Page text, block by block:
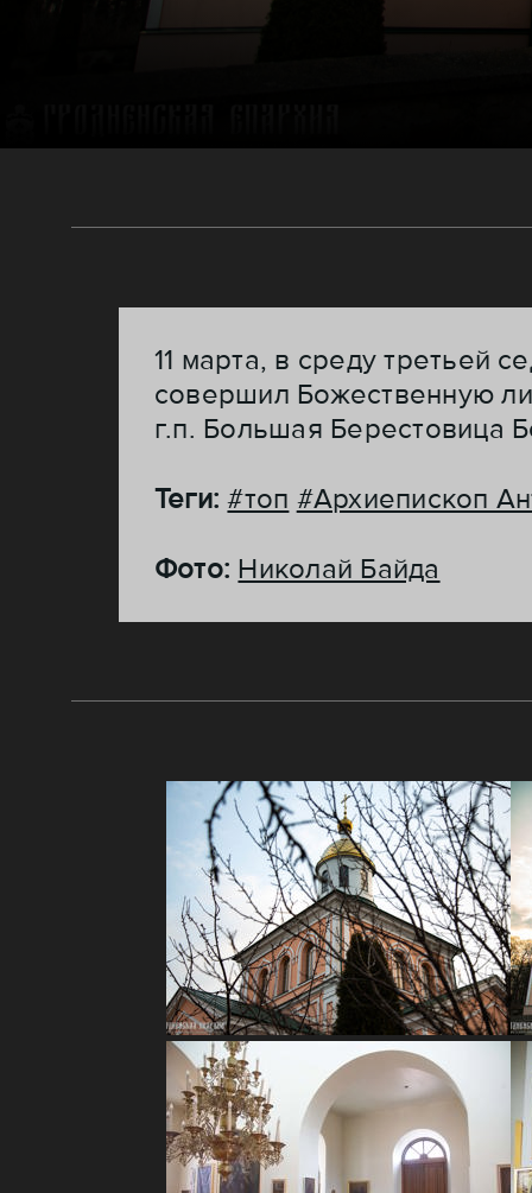
11 марта, в среду третьей
совершил Божественную
г.п. Большая Берестовица
Теги:#топ #Архиепископ
Фото: Николай Байда